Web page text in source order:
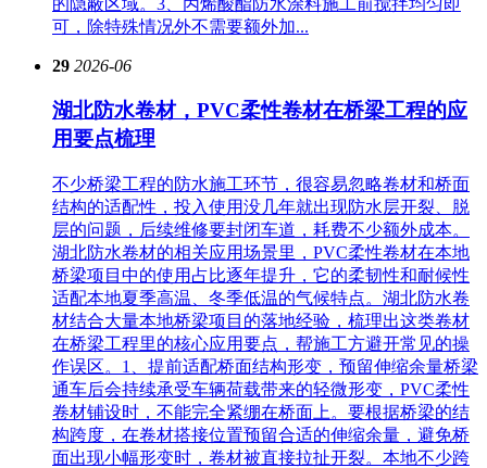
的隐蔽区域。3、丙烯酸酯防水涂料施工前搅拌均匀即
可，除特殊情况外不需要额外加...
29 2026-06
湖北防水卷材，PVC柔性卷材在桥梁工程的应
用要点梳理
不少桥梁工程的防水施工环节，很容易忽略卷材和桥面
结构的适配性，投入使用没几年就出现防水层开裂、脱
层的问题，后续维修要封闭车道，耗费不少额外成本。
湖北防水卷材的相关应用场景里，PVC柔性卷材在本地
桥梁项目中的使用占比逐年提升，它的柔韧性和耐候性
适配本地夏季高温、冬季低温的气候特点。湖北防水卷
材结合大量本地桥梁项目的落地经验，梳理出这类卷材
在桥梁工程里的核心应用要点，帮施工方避开常见的操
作误区。1、提前适配桥面结构形变，预留伸缩余量‌桥梁
通车后会持续承受车辆荷载带来的轻微形变，PVC柔性
卷材铺设时，不能完全紧绷在桥面上。要根据桥梁的结
构跨度，在卷材搭接位置预留合适的伸缩余量，避免桥
面出现小幅形变时，卷材被直接拉扯开裂。本地不少跨